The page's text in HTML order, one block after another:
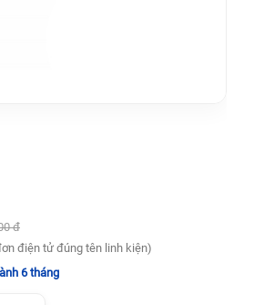
đ
điện tử đúng tên linh kiện)
6 tháng